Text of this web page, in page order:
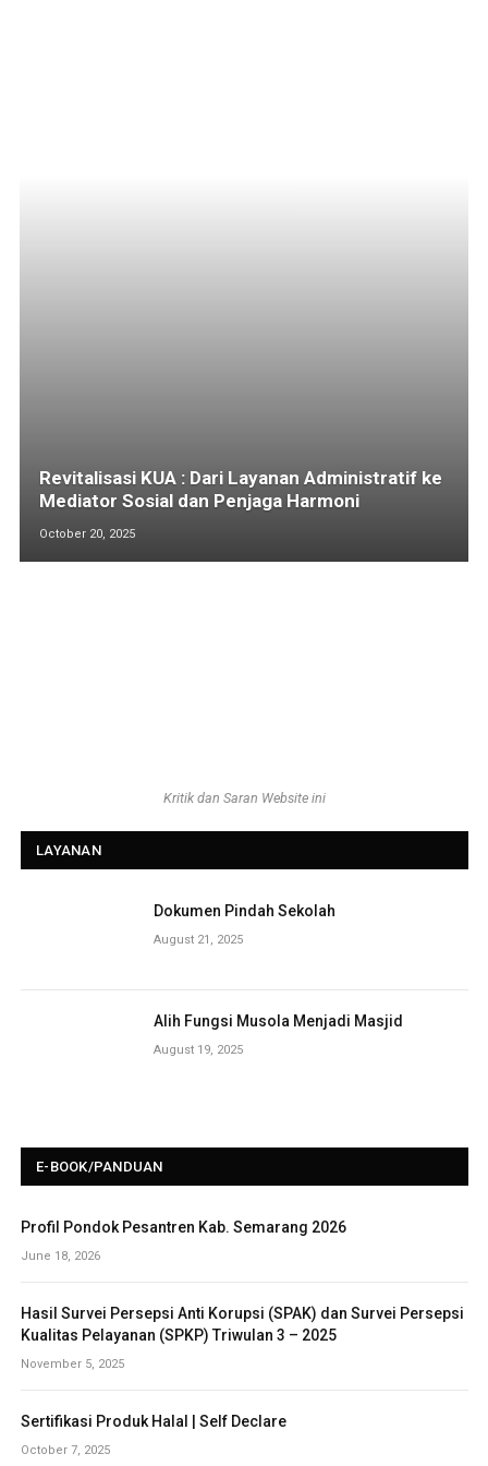
Revitalisasi KUA : Dari Layanan Administratif ke
Mediator Sosial dan Penjaga Harmoni
October 20, 2025
Kritik dan Saran Website ini
LAYANAN
Dokumen Pindah Sekolah
August 21, 2025
Alih Fungsi Musola Menjadi Masjid
August 19, 2025
E-BOOK/PANDUAN
Profil Pondok Pesantren Kab. Semarang 2026
June 18, 2026
Hasil Survei Persepsi Anti Korupsi (SPAK) dan Survei Persepsi
Kualitas Pelayanan (SPKP) Triwulan 3 – 2025
November 5, 2025
Sertifikasi Produk Halal | Self Declare
October 7, 2025